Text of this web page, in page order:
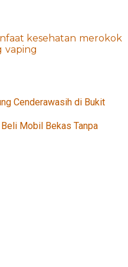
kesehatan merokok
vaping
Cenderawasih di Bukit
Beli Mobil Bekas Tanpa